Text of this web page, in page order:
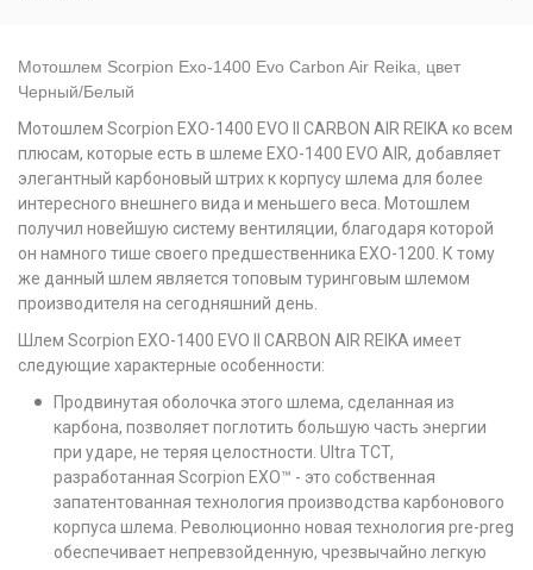
Мотошлем Scorpion Exo-1400 Evo Carbon Air Reika, цвет
Черный/Белый
Мотошлем Scorpion EXO-1400 EVO II CARBON AIR REIKA ко всем
плюсам, которые есть в шлеме EXO-1400 EVO AIR, добавляет
элегантный карбоновый штрих к корпусу шлема для более
интересного внешнего вида и меньшего веса. Мотошлем
получил новейшую систему вентиляции, благодаря которой
он намного тише своего предшественника EXO-1200. К тому
же данный шлем является топовым туринговым шлемом
производителя на сегодняшний день.
Шлем Scorpion EXO-1400 EVO II CARBON AIR REIKA имеет
следующие характерные особенности:
Продвинутая оболочка этого шлема, сделанная из
карбона, позволяет поглотить большую часть энергии
при ударе, не теряя целостности. Ultra TCT,
разработанная Scorpion EXO™ - это собственная
запатентованная технология производства карбонового
корпуса шлема. Революционно новая технология pre-preg
обеспечивает непревзойденную, чрезвычайно легкую